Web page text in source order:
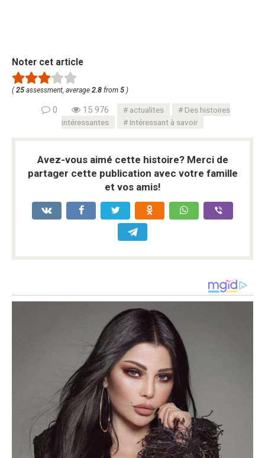
Noter cet article
( 25 assessment, average 2.8 from 5 )
0 15 976 actualites
Des histoires
intéressantes
Intéressant à savoir
Avez-vous aimé cette histoire? Merci de
partager cette publication avec votre famille
et vos amis!